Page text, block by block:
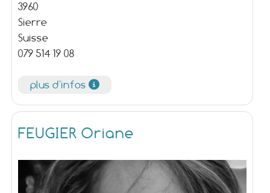
3960
Sierre
Suisse
079 514 19 08
plus d'infos
FEUGIER Oriane